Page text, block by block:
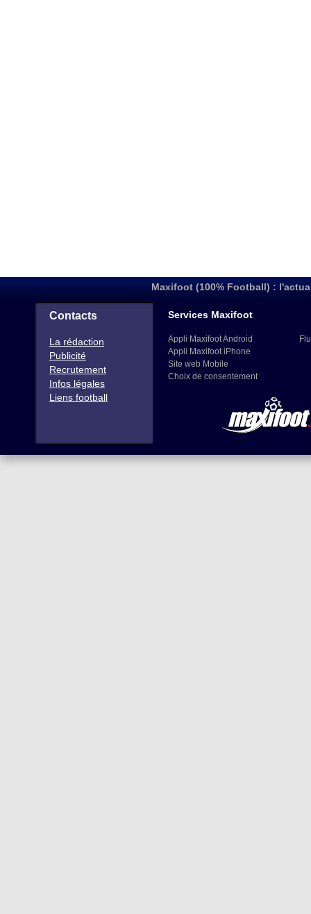
Maxifoot (100% Football) :
Contacts
La rédaction
Publicité
Recrutement
Infos légales
Liens football
Services Maxifoot
Appli Maxifoot Android
Appli Maxifoot iPhone
Site web Mobile
Choix de consentement